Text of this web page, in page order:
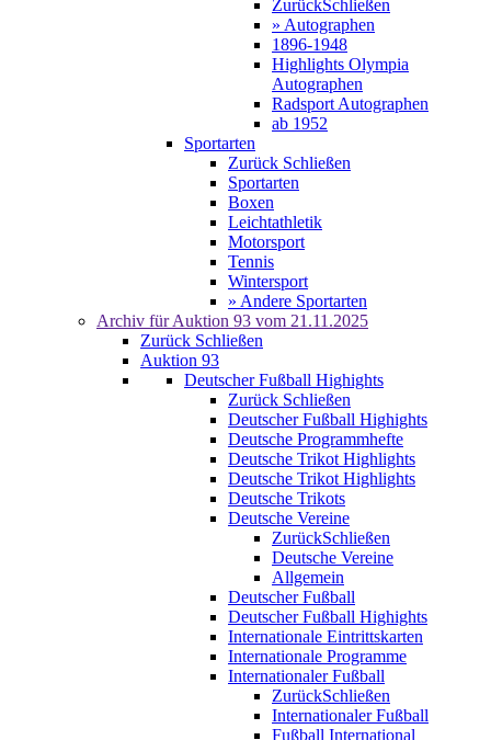
ZurückSchließen
» Autographen
1896-1948
Highlights Olympia
Autographen
Radsport Autographen
ab 1952
Sportarten
Zurück Schließen
Sportarten
Boxen
Leichtathletik
Motorsport
Tennis
Wintersport
» Andere Sportarten
Archiv für Auktion 93 vom 21.11.2025
Zurück Schließen
Auktion 93
Deutscher Fußball Highights
Zurück Schließen
Deutscher Fußball Highights
Deutsche Programmhefte
Deutsche Trikot Highlights
Deutsche Trikot Highlights
Deutsche Trikots
Deutsche Vereine
ZurückSchließen
Deutsche Vereine
Allgemein
Deutscher Fußball
Deutscher Fußball Highights
Internationale Eintrittskarten
Internationale Programme
Internationaler Fußball
ZurückSchließen
Internationaler Fußball
Fußball International